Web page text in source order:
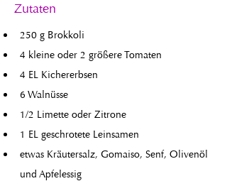
Zutaten
250 g Brokkoli
4 kleine oder 2 größere Tomaten
4 EL Kichererbsen
6 Walnüsse
1/2 Limette oder Zitrone
1 EL geschrotete Leinsamen
etwas Kräutersalz, Gomaiso, Senf, Olivenöl
und Apfelessig